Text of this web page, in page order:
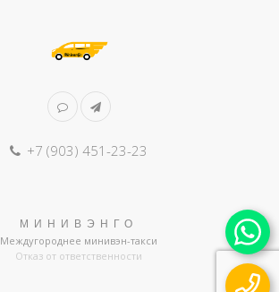
+7 (903) 451-23-23
МИНИВЭНГО
Междугороднее минивэн-такси
Отказ от ответственности